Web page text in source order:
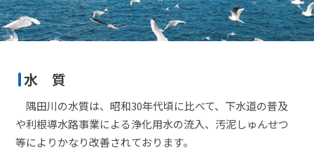
水 質
隅田川の水質は、昭和30年代頃に比べて、下水道の普及
や利根導水路事業による浄化用水の流入、汚泥しゅんせつ
等によりかなり改善されております。